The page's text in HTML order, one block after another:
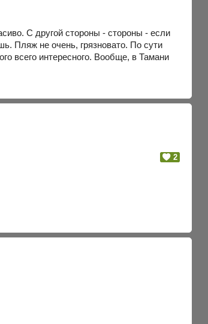
С другой стороны - стороны - если
Пляж не очень, грязновато. По сути
всего интересного. Вообще, в Тамани
2